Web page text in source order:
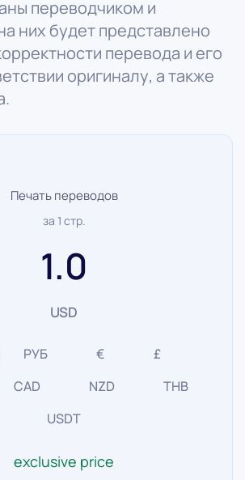
переводчиком и
них будет представлено
перевода и его
оригиналу, а также
Печать переводов
за 1 стр.
1.0
USD
РУБ €
£
CAD NZD
THB
USDT
exclusive price